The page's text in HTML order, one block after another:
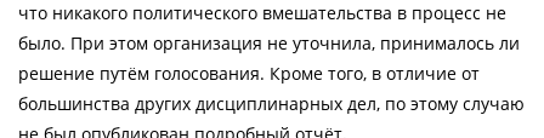
что никакого политического вмешательства в процесс не
было. При этом организация не уточнила, принималось ли
решение путём голосования. Кроме того, в отличие от
большинства других дисциплинарных дел, по этому случаю